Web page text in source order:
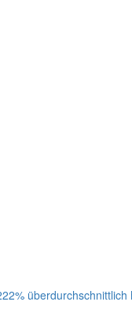
überdurchschnittlich